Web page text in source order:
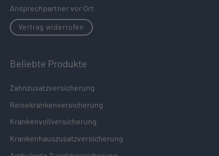
Ansprechpartner vor Ort
Vertrag widerrufen
Beliebte Produkte
Zahnzusatzversicherung
Reisekrankenversicherung
Krankenvollversicherung
Krankenhauszusatzversicherung